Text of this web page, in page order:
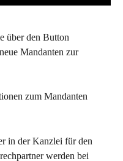
über den Button
Mandanten zur
zum Mandanten
in der Kanzlei für den
werden bei